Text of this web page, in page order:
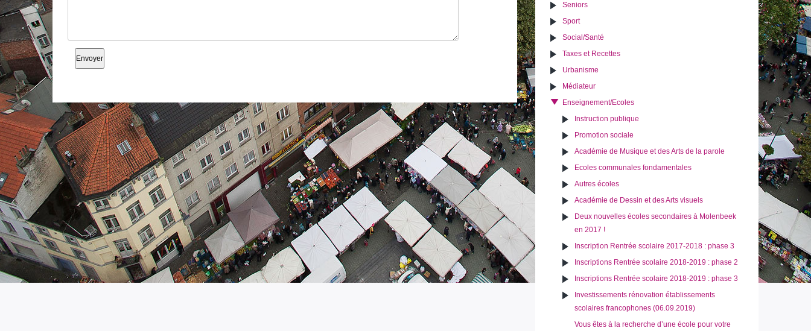
Seniors
Sport
Social/Santé
Taxes et Recettes
Urbanisme
Médiateur
Enseignement/Ecoles
Instruction publique
Promotion sociale
Académie de Musique et des Arts de la parole
Ecoles communales fondamentales
Autres écoles
Académie de Dessin et des Arts visuels
Deux nouvelles écoles secondaires à Molenbeek
en 2017 !
Inscription Rentrée scolaire 2017-2018 : phase 3
Inscriptions Rentrée scolaire 2018-2019 : phase 2
Inscriptions Rentrée scolaire 2018-2019 : phase 3
Investissements rénovation établissements
scolaires francophones (06.09.2019)
Vous êtes à la recherche d’une école pour votre